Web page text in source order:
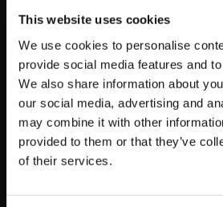
This website uses cookies
We use cookies to personalise
provide social media features and
We also share information about
our social media, advertising and
may combine it with other
provided to them or that they’ve
of their services.
【単曲】スト
V オリジナル
ク Theme of